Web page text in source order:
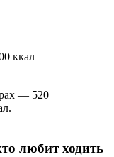
ккал
— 520
любит ходить